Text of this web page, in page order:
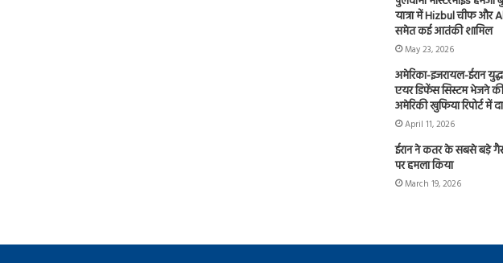
यात्रा में Hizbul चीफ और
समेत कई आतंकी शामिल
May 23, 2026
अमेरिका-इजरायल-ईरान
एयर डिफेंस सिस्टम भेजने
अमेरिकी खुफिया रिपोर्ट में
April 11, 2026
ईरान ने कतर के सबसे बड़े
पर हमला किया
March 19, 2026